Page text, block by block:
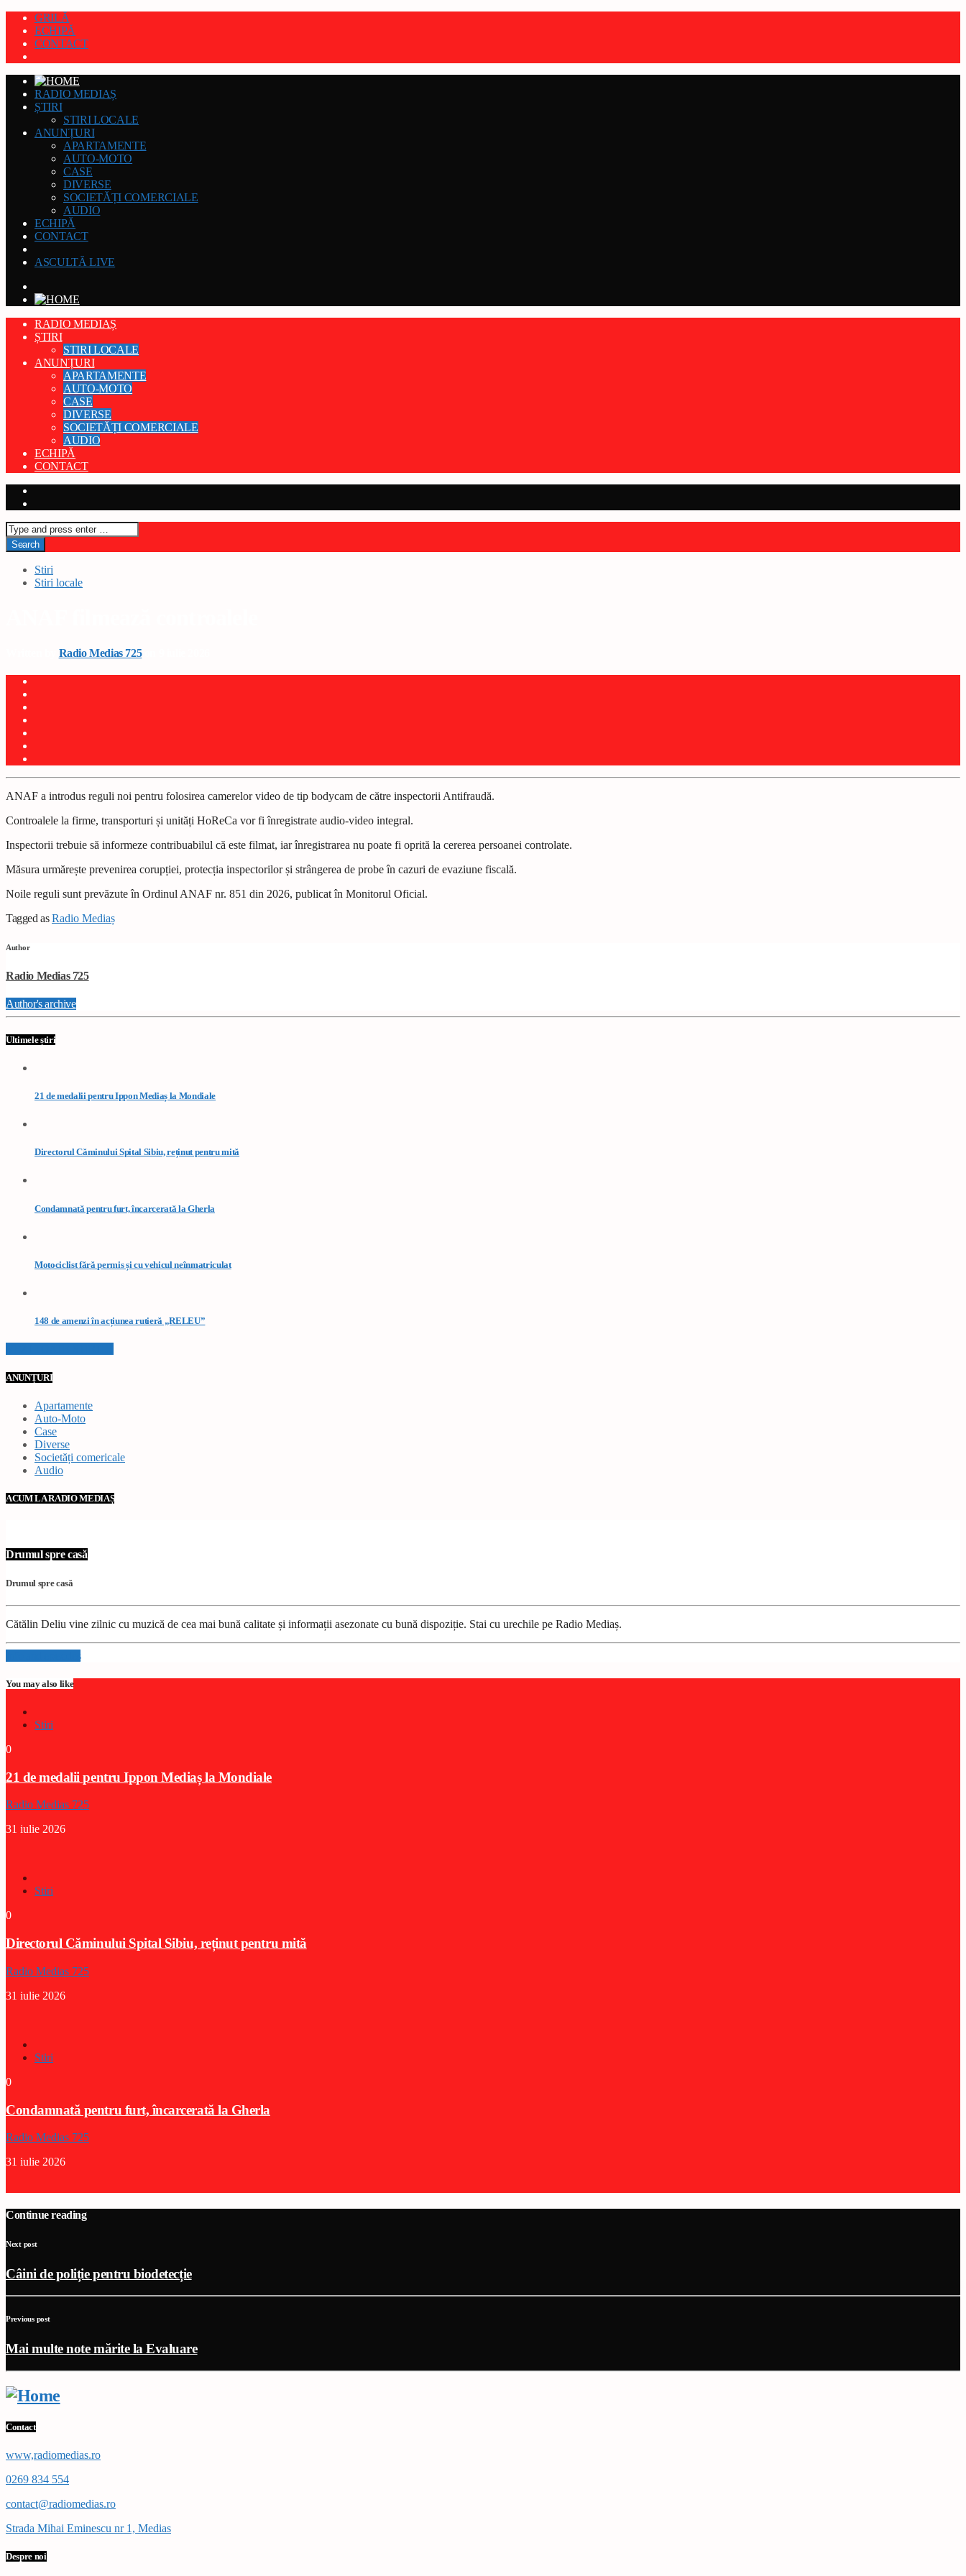
GRILĂ
ECHIPĂ
CONTACT
RADIO MEDIAȘ
ȘTIRI
STIRI LOCALE
ANUNȚURI
APARTAMENTE
AUTO-MOTO
CASE
DIVERSE
SOCIETĂȚI COMERCIALE
AUDIO
ECHIPĂ
CONTACT
ASCULTĂ LIVE
RADIO MEDIAȘ
ȘTIRI
STIRI LOCALE
ANUNȚURI
APARTAMENTE
AUTO-MOTO
CASE
DIVERSE
SOCIETĂȚI COMERCIALE
AUDIO
ECHIPĂ
CONTACT
Stiri
Stiri locale
Radio Medias 725on 9 iulie 2026
ANAF a introdus reguli noi pentru folosirea camerelor video de tip bodycam de către inspectorii Antifraudă.
Controalele la firme, transporturi și unități HoReCa vor fi înregistrate audio-video integral.
Inspectorii trebuie să informeze contribuabilul că este filmat, iar înregistrarea nu poate fi oprită la cererea persoanei controlate.
Măsura urmărește prevenirea corupției, protecția inspectorilor și strângerea de probe în cazuri de evaziune fiscală.
Noile reguli sunt prevăzute în Ordinul ANAF nr. 851 din 2026, publicat în Monitorul Oficial.
Tagged asRadio Mediaș
Author
Radio Medias 725
Author's archive
Ultimele știri
21 de medalii pentru Ippon Mediaș la Mondiale
Directorul Căminului Spital Sibiu, reținut pentru mită
Condamnată pentru furt, încarcerată la Gherla
Motociclist fără permis și cu vehicul neînmatriculat
148 de amenzi în acțiunea rutieră „RELEU”
ANUNȚURI
Apartamente
Auto-Moto
Case
Diverse
Societăți comericale
Audio
ACUM LA RADIO MEDIAȘ
Drumul spre casă
Drumul spre casă
Cătălin Deliu vine zilnic cu muzică de cea mai bună calitate și informații asezonate cu bună dispoziție. Stai cu urechile pe Radio Mediaș.
Info and episodes
You may also like
Stiri
0
21 de medalii pentru Ippon Mediaș la Mondiale
Radio Medias 725
31 iulie 2026
Stiri
0
Directorul Căminului Spital Sibiu, reținut pentru mită
Radio Medias 725
31 iulie 2026
Stiri
0
Condamnată pentru furt, încarcerată la Gherla
Radio Medias 725
31 iulie 2026
Continue reading
Next post
Câini de poliție pentru biodetecție
Previous post
Mai multe note mărite la Evaluare
Contact
www,radiomedias.ro
0269 834 554
contact@radiomedias.ro
Strada Mihai Eminescu nr 1, Medias
Despre noi